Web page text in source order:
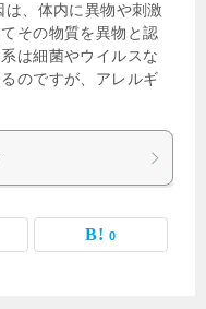
、体内に異物や刺激
その物質を異物と認
は細菌やウイルスな
のですが、アレルギ
0